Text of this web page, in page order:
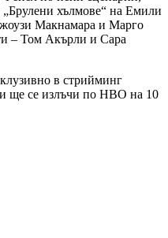
хълмове“ на Емили
Макнамара и Марго
– Том Акърли и Сара
в стрийминг
ще се излъчи по HBO на 10